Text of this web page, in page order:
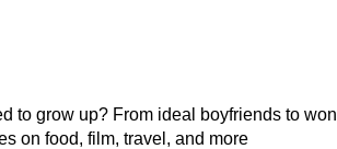
to grow up? From ideal boyfriends to won
on food, film, travel, and more